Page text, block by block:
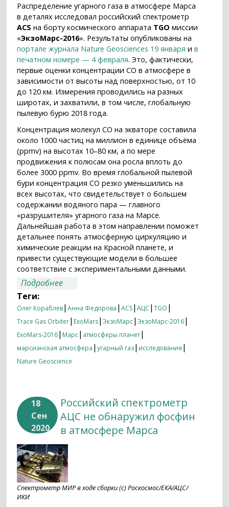
Распределение угарного газа в атмосфере Марса
в деталях исследовал российский спектрометр
ACS на борту космического аппарата TGO миссии
«ЭкзоМарс-2016». Результаты опубликованы на
портале журнала Nature Geosciences 19 января ив
печатном номере — 4 февраля. Это, фактически,
первые оценки концентрации CO в атмосфере в
зависимости от высоты над поверхностью, от 10
до 120 км. Измерения проводились на разных
широтах, и захватили, в том числе, глобальную
пылевую бурю 2018 года.
Концентрация молекул CO на экваторе составила
около 1000 частиц на миллион в единице объёма
(ppmv) на высотах 10–80 км, а по мере
продвижения к полюсам она росла вплоть до
более 3000 ppmv. Во время глобальной пылевой
бури концентрация CO резко уменьшились на
всех высотах, что свидетельствует о большем
содержании водяного пара — главного
«разрушителя» угарного газа на Марсе.
Дальнейшая работа в этом направлении поможет
детальнее понять атмосферную циркуляцию и
химические реакции на Красной планете, и
привести существующие модели в большее
соответствие с экспериментальными данными.
Подробнее
Теги:
Олег Кораблев|Анна Федорова |ACS|АЦС |TGO |
Trace Gas Orbiter| ExoMars|ЭкзоМарс|ЭкзоМарс-2016|
ExoMars-2016| Марс| атмосферы планет|
марсианская атмосфера |угарный газ| исследования |
Nature Geoscience
18
Сен
2020
Российский спектрометр
АЦС не обнаружил фосфин
в атмосфере Марса
Спектрометр МИР в ходе сборки (с) Роскосмос/ЕКА/АЦС/
ИКИ